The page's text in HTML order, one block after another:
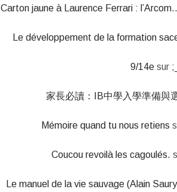
Carton jaune à Laurence Ferrari :
Le développement de la formation
9/14esur ;_
家長必讀：IB中學入學準備與
Mémoire quand tu nous retiens
Coucou revoilà les cagoulés.
Le manuel de la vie sauvage (Alain